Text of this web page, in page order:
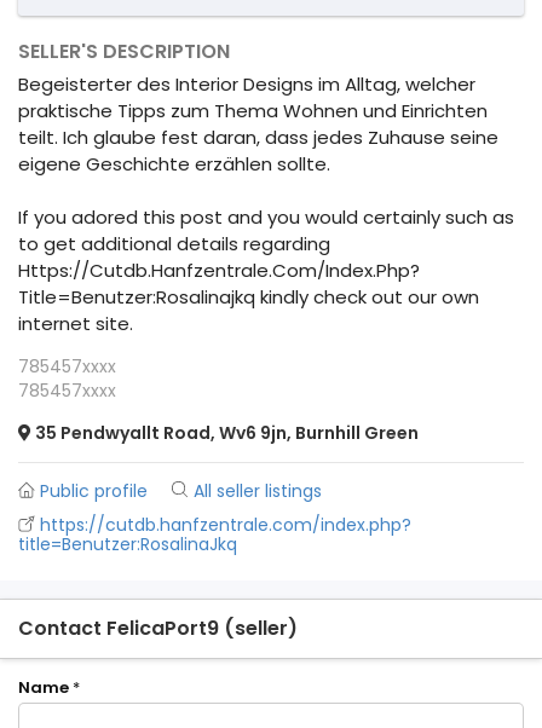
SELLER'S DESCRIPTION
Begeisterter des Interior Designs im Alltag, welcher
praktische Tipps zum Thema Wohnen und Einrichten
teilt. Ich glaube fest daran, dass jedes Zuhause seine
eigene Geschichte erzählen sollte.
If you adored this post and you would certainly such as
to get additional details regarding
Https://Cutdb.Hanfzentrale.Com/Index.Php?
Title=Benutzer:Rosalinajkq kindly check out our own
internet site.
785457xxxx
785457xxxx
35 Pendwyallt Road, Wv6 9jn, Burnhill Green
Public profile
All seller listings
https://cutdb.hanfzentrale.com/index.php?
title=Benutzer:RosalinaJkq
Contact FelicaPort9 (seller)
Name *